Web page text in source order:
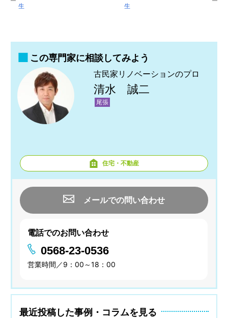
生
生
この専門家に相談してみよう
古民家リノベーションのプロ
清水 誠二
尾張
住宅・不動産
メールでの問い合わせ
電話でのお問い合わせ
0568-23-0536
営業時間／9：00～18：00
最近投稿した事例・コラムを見る